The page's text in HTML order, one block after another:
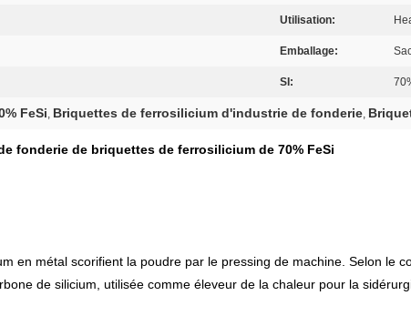
Utilisation:
Emballage:
SI:
FeSi, Briquettes de ferrosilicium d'industrie de fonderie,
fonderie de briquettes de ferrosilicium de 70% FeSi
en métal scorifient la poudre par le pressing de machine. Selon le
de silicium, utilisée comme éleveur de la chaleur pour la